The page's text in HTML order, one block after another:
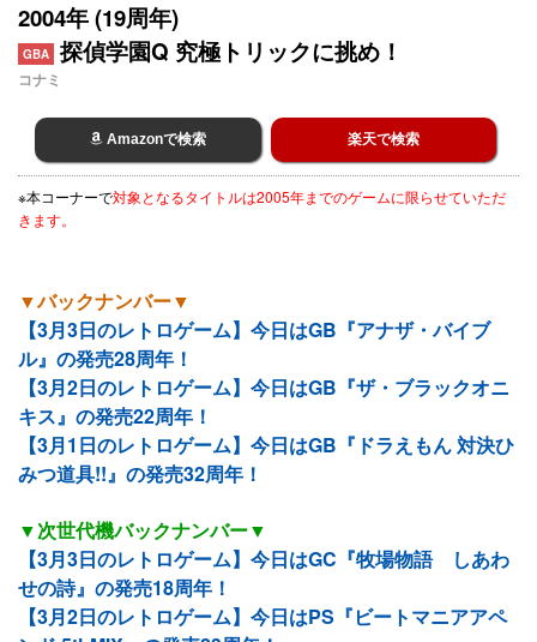
2004年 (19周年)
GBA 探偵学園Q 究極トリックに挑め！
コナミ
Amazonで検索 楽天で検索
※本コーナーで対象となるタイトルは2005年までのゲームに限らせていただ
きます。
▼バックナンバー▼
【3月3日のレトロゲーム】今日はGB『アナザ・バイブ
ル』の発売28周年！
【3月2日のレトロゲーム】今日はGB『ザ・ブラックオニ
キス』の発売22周年！
【3月1日のレトロゲーム】今日はGB『ドラえもん 対決ひ
みつ道具!!』の発売32周年！
▼次世代機バックナンバー▼
【3月3日のレトロゲーム】今日はGC『牧場物語 しあわ
せの詩』の発売18周年！
【3月2日のレトロゲーム】今日はPS『ビートマニアアペ